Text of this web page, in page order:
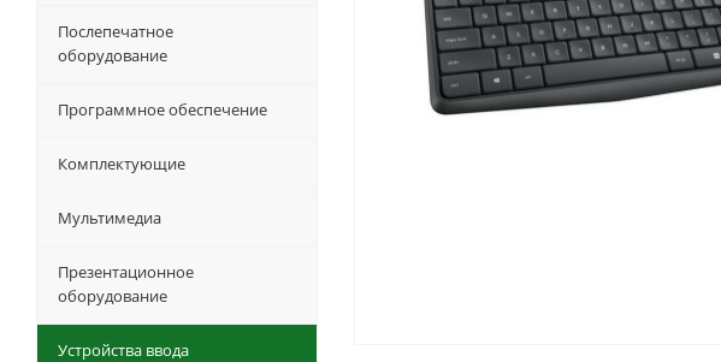
Послепечатное
оборудование
Программное обеспечение
Комплектующие
Мультимедиа
Презентационное
оборудование
Устройства ввода